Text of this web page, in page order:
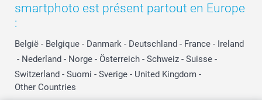
smartphoto est présent partout en Europe
:
België - Belgique - Danmark - Deutschland - France - Ireland
- Nederland - Norge - Österreich - Schweiz - Suisse -
Switzerland - Suomi - Sverige - United Kingdom -
Other Countries